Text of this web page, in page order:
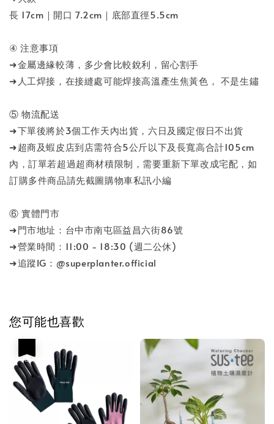
長 17cm｜開口 7.2cm｜底部直徑5.5cm
④ 注意事項
➜金屬邊緣較薄，多少會比較銳利，留心割手
➜人工焊接，在接縫處可能焊接高溫產生焦黃色， 不是生鏽
⑤ 物流配送
➜下單後將於3個工作天內出貨，六日及國定假日不出貨
➜超商及蝦皮店到店需符合5公斤以下及長寬高合計105cm
內，訂單若超過超商材積限制，需要重新下單改成宅配，如
訂購多件商品請先截圖購物車私訊小編
⑥ 實體門市
➜門市地址：台中市南屯區益昌六街86號
➜營業時間：11:00 - 18:30 (週二公休)
➜追蹤IG：@superplanter.official
您可能也喜歡